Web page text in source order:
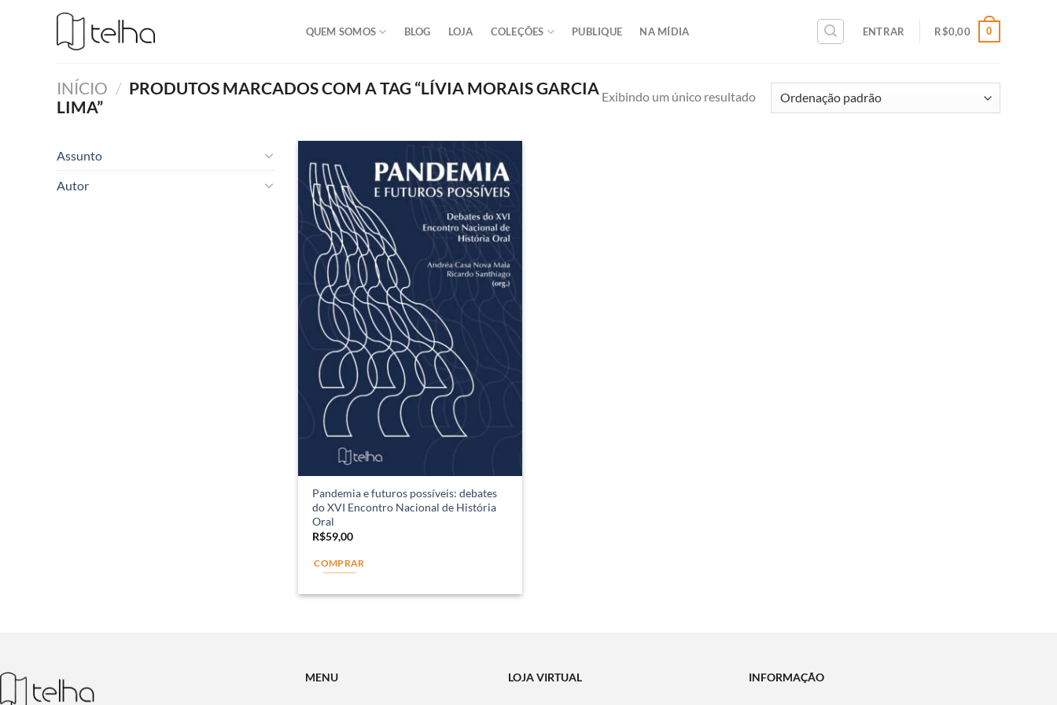
QUEM SOMOS BLOG LOJA COLEÇÕES PUBLIQUE NA MÍDIA ENTRAR R$0,00 0
INÍCIO / PRODUTOS MARCADOS COM A TAG “LÍVIA MORAIS GARCIA
LIMA”
Exibindo um único resultado
Assunto
Autor
Pandemia e futuros possíveis: debates
do XVI Encontro Nacional de História
Oral
R$59,00
COMPRAR
MENU LOJA VIRTUAL INFORMAÇÃO